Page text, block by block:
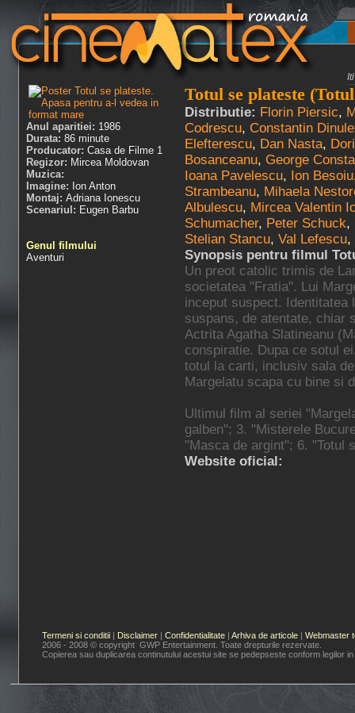
Anul aparitiei: 1986
Durata: 86 minute
Producator: Casa de Filme 1
Regizor: Mircea Moldovan
Muzica:
Imagine: Ion Anton
Montaj: Adriana Ionescu
Scenariul: Eugen Barbu
Genul filmului
Aventuri
Totul se plateste
Distributie: Florin Piersic,
Codrescu, Constantin
Elefterescu, Dan Nasta,
Bosanceanu, George
Ioana Pavelescu, Ion Besoiu
Strambeanu, Mihaela
Albulescu, Mircea Valentin
Schumacher, Peter Schuck,
Stelian Stancu, Val Lefescu,
Synopsis pentru filmul
Un preot catolic trimis de
societatea "Fratia". Lui
inceput suspect. Identitatea
suspans, de atentate, chiar
Actrita Agatha Slatineanu
conspiratie. Dupa ce sotul
totul la carti, inclusiv sala
Margelatu scapa cu bine si
Ultimul film al seriei
galben"; 3. "Misterele
"Masca de argint"; 6. "Totul
Website oficial:
Termeni si conditii | Disclaimer | Confidentialitate | Arhiva de articole | Webmaster
2006 - 2008 © copyright GWP Entertainment. Toate drepturile rezervate.
Copierea sau duplicarea continutului acestui site se pedepseste conform legilor